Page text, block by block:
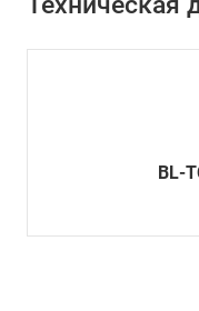
BL-